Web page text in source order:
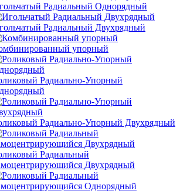
Радиальный Однорядный
Радиальный Двухрядный
упорный
Радиально-Упорный
Радиально-Упорный Двухрядный
Радиальный
Двухрядный